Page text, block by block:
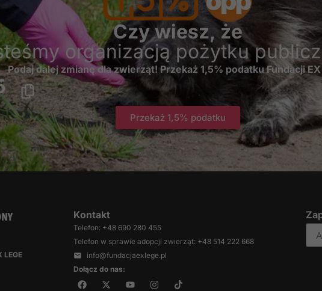
Czy wiesz, że
organizacją pożytku
Podaj dalej zmianę dla zwierząt! Przekaż 1,5% podatku Fundacji EX
Przekaż 1,5% podatku
LEGE
Kontakt
Telefon: +48 690 280 455
Telefon w sprawie adopcji zwierząt: +48 514 222 668
info@fundacjaexlege.pl
Dołącz do nas:
twojego
przejścia na nią.
Jeśli odrzucisz te
pliki cookie,
niektóre funkcje
znikną ze strony
internetowej.
Marketing
Udostępniając
zainteresowania i
zachowania
spersonalizowanych